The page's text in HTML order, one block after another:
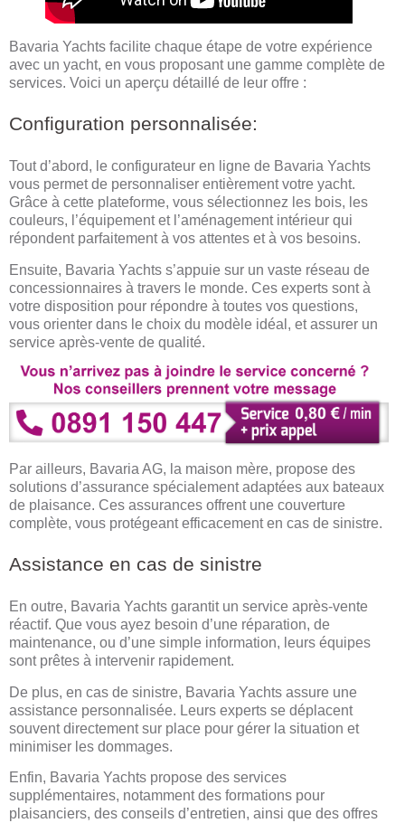
Bavaria Yachts facilite chaque étape de votre expérience
avec un yacht, en vous proposant une gamme complète de
services. Voici un aperçu détaillé de leur offre :
Configuration personnalisée:
Tout d’abord, le configurateur en ligne de Bavaria Yachts
vous permet de personnaliser entièrement votre yacht.
Grâce à cette plateforme, vous sélectionnez les bois, les
couleurs, l’équipement et l’aménagement intérieur qui
répondent parfaitement à vos attentes et à vos besoins.
Ensuite, Bavaria Yachts s’appuie sur un vaste réseau de
concessionnaires à travers le monde. Ces experts sont à
votre disposition pour répondre à toutes vos questions,
vous orienter dans le choix du modèle idéal, et assurer un
service après-vente de qualité.
Par ailleurs, Bavaria AG, la maison mère, propose des
solutions d’assurance spécialement adaptées aux bateaux
de plaisance. Ces assurances offrent une couverture
complète, vous protégeant efficacement en cas de sinistre.
Assistance en cas de sinistre
En outre, Bavaria Yachts garantit un service après-vente
réactif. Que vous ayez besoin d’une réparation, de
maintenance, ou d’une simple information, leurs équipes
sont prêtes à intervenir rapidement.
De plus, en cas de sinistre, Bavaria Yachts assure une
assistance personnalisée. Leurs experts se déplacent
souvent directement sur place pour gérer la situation et
minimiser les dommages.
Enfin, Bavaria Yachts propose des services
supplémentaires, notamment des formations pour
plaisanciers, des conseils d’entretien, ainsi que des offres